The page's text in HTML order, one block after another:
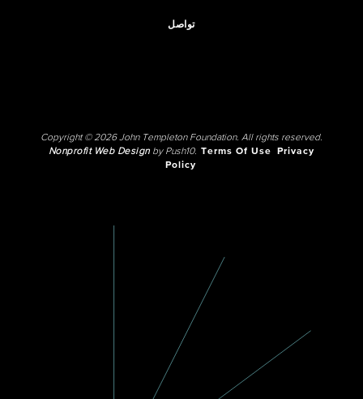
تواصل
Copyright © 2026 John Templeton Foundation. All rights reserved.
Nonprofit Web Designby Push10. Terms Of Use
Privacy
Policy